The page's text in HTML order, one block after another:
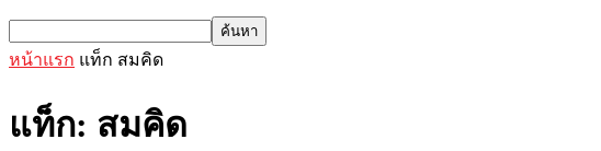
หน้าแรก แท็ก สมคิด
แท็ก: สมคิด